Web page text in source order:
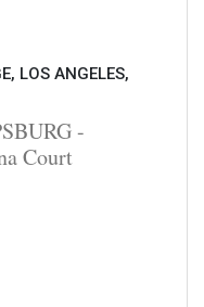
LOS ANGELES,
-
Court